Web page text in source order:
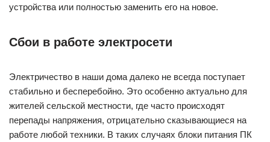
устройства или полностью заменить его на новое.
Сбои в работе электросети
Электричество в наши дома далеко не всегда поступает
стабильно и бесперебойно. Это особенно актуально для
жителей сельской местности, где часто происходят
перепады напряжения, отрицательно сказывающиеся на
работе любой техники. В таких случаях блоки питания ПК